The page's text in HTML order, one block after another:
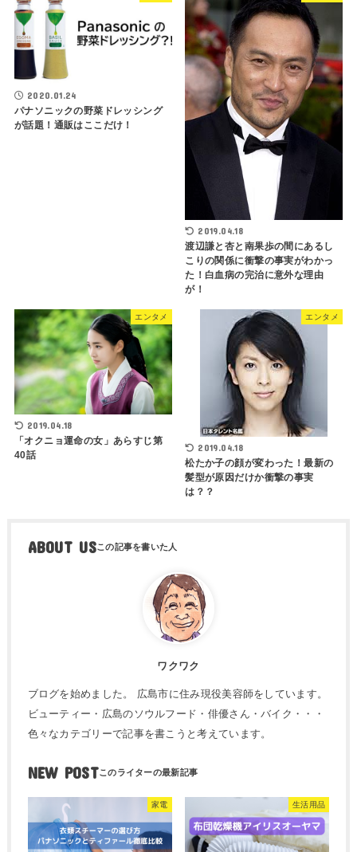
2020.01.24
パナソニックの野菜ドレッシング
が話題！通販はここだけ！
2019.04.18
渡辺謙と杏と南果歩の間にあるし
こりの関係に衝撃の事実がわかっ
た！白血病の完治に意外な理由
が！
エンタメ
2019.04.18
「オクニョ運命の女」あらすじ第
40話
エンタメ
2019.04.18
松たか子の顔が変わった！最新の
髪型が原因だけか衝撃の事実
は？？
ABOUT US
ワクワク
ブログを始めました。 広島市に住み現役美容師をしています。
ビューティー・広島のソウルフード・俳優さん・バイク・・・
色々なカテゴリーで記事を書こうと考えています。
NEW POST
家電 生活用品